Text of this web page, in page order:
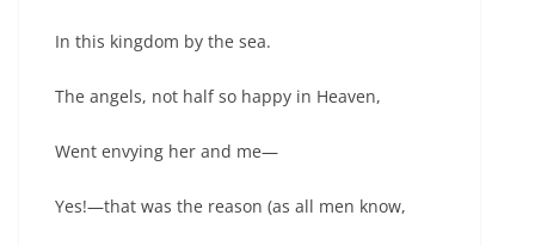
In this kingdom by the sea.
The angels, not half so happy in Heaven,
Went envying her and me—
Yes!—that was the reason (as all men know,